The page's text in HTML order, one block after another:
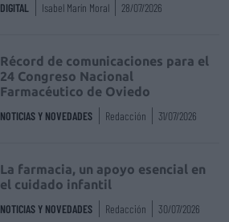
DIGITAL Isabel Marín Moral 28/07/2026
Récord de comunicaciones para el
24 Congreso Nacional
Farmacéutico de Oviedo
NOTICIAS Y NOVEDADES Redacción 31/07/2026
La farmacia, un apoyo esencial en
el cuidado infantil
NOTICIAS Y NOVEDADES Redacción 30/07/2026